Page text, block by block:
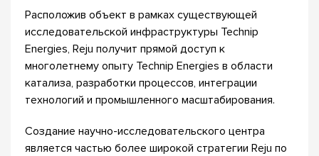
Расположив объект в рамках существующей
исследовательской инфраструктуры Technip
Energies, Reju получит прямой доступ к
многолетнему опыту Technip Energies в области
катализа, разработки процессов, интеграции
технологий и промышленного масштабирования.
Создание научно-исследовательского центра
является частью более широкой стратегии Reju по